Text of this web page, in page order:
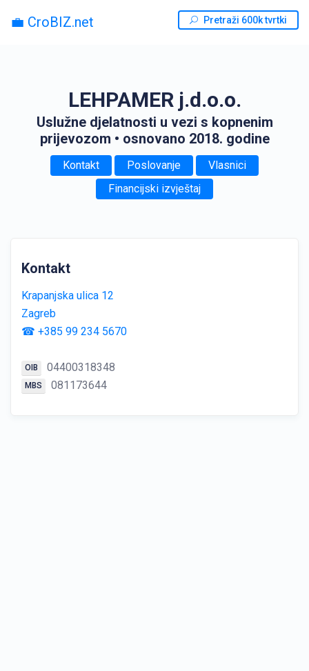
💼 CroBIZ.net Pretraži 600k tvrtki
LEHPAMER j.d.o.o.
Uslužne djelatnosti u vezi s kopnenim
prijevozom • osnovano 2018. godine
Kontakt Poslovanje
Vlasnici
Financijski izvještaj
Kontakt
Krapanjska ulica 12
Zagreb
☎ +385 99 234 5670
OIB 04400318348
MBS 081173644